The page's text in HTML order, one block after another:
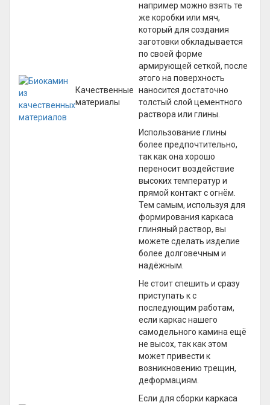
Качественные
материалы
например можно взять те
же коробки или мяч,
который для создания
заготовки обкладывается
по своей форме
армирующей сеткой, после
этого на поверхность
наносится достаточно
толстый слой цементного
раствора или глины.
Использование глины
более предпочтительно,
так как она хорошо
переносит воздействие
высоких температур и
прямой контакт с огнём.
Тем самым, используя для
формирования каркаса
глиняный раствор, вы
можете сделать изделие
более долговечным и
надёжным.
Не стоит спешить и сразу
приступать к с
последующим работам,
если каркас нашего
самодельного камина ещё
не высох, так как этом
может привести к
возникновению трещин,
деформациям.
Если для сборки каркаса